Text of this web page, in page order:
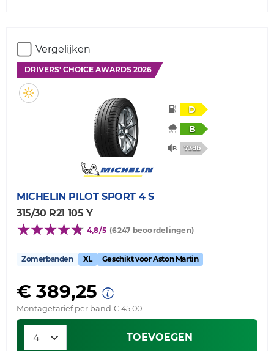
Vergelijken
DRIVERS' CHOICE AWARDS 2026
D
B
73db
MICHELIN PILOT SPORT 4 S
315/30 R21 105 Y
4,8/5 (6247 beoordelingen)
Zomerbanden XL Geschikt voor Aston Martin
€ 389,25
Montagetarief per band € 45,00
TOEVOEGEN